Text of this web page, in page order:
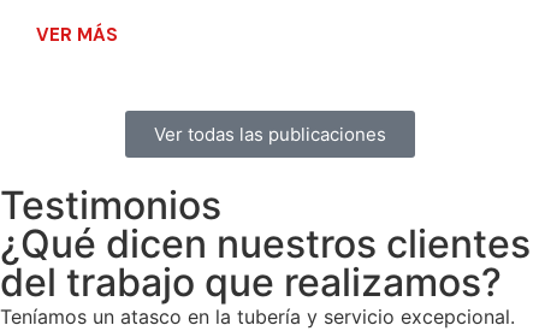
VER MÁS
Ver todas las publicaciones
Testimonios
¿Qué dicen nuestros clientes
del trabajo que realizamos?
Teníamos un atasco en la tubería y servicio excepcional.